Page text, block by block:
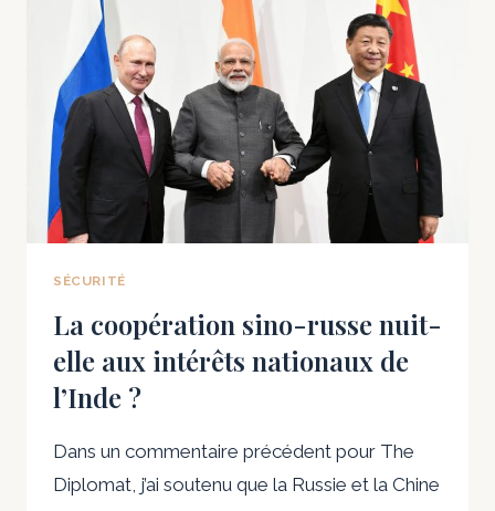
MYANMAR
SÉCURITÉ
La coopération sino-russe nuit-
elle aux intérêts nationaux de
l’Inde ?
Dans un commentaire précédent pour The
Diplomat, j’ai soutenu que la Russie et la Chine